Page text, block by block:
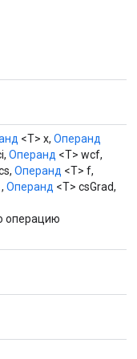
<T> x, Операнд
Операнд <T> wcf,
Операнд <T> f,
Операнд <T> csGrad,
операцию